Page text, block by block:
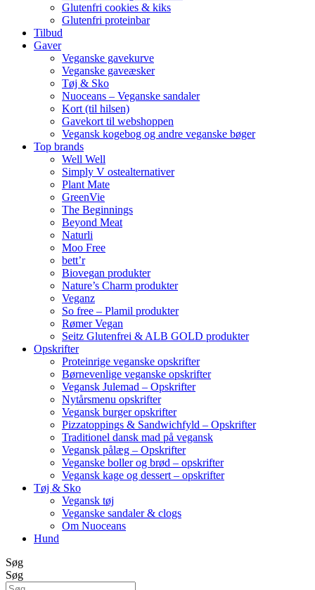
Glutenfri cookies & kiks
Glutenfri proteinbar
Tilbud
Gaver
Veganske gavekurve
Veganske gaveæsker
Tøj & Sko
Nuoceans – Veganske sandaler
Kort (til hilsen)
Gavekort til webshoppen
Vegansk kogebog og andre veganske bøger
Top brands
Well Well
Simply V ostealternativer
Plant Mate
GreenVie
The Beginnings
Beyond Meat
Naturli
Moo Free
bett’r
Biovegan produkter
Nature’s Charm produkter
Veganz
So free – Plamil produkter
Rømer Vegan
Seitz Glutenfrei & ALB GOLD produkter
Opskrifter
Proteinrige veganske opskrifter
Børnevenlige veganske opskrifter
Vegansk Julemad – Opskrifter
Nytårsmenu opskrifter
Vegansk burger opskrifter
Pizzatoppings & Sandwichfyld – Opskrifter
Traditionel dansk mad på vegansk
Vegansk pålæg – Opskrifter
Veganske boller og brød – opskrifter
Vegansk kage og dessert – opskrifter
Tøj & Sko
Vegansk tøj
Veganske sandaler & clogs
Om Nuoceans
Hund
Søg
Søg